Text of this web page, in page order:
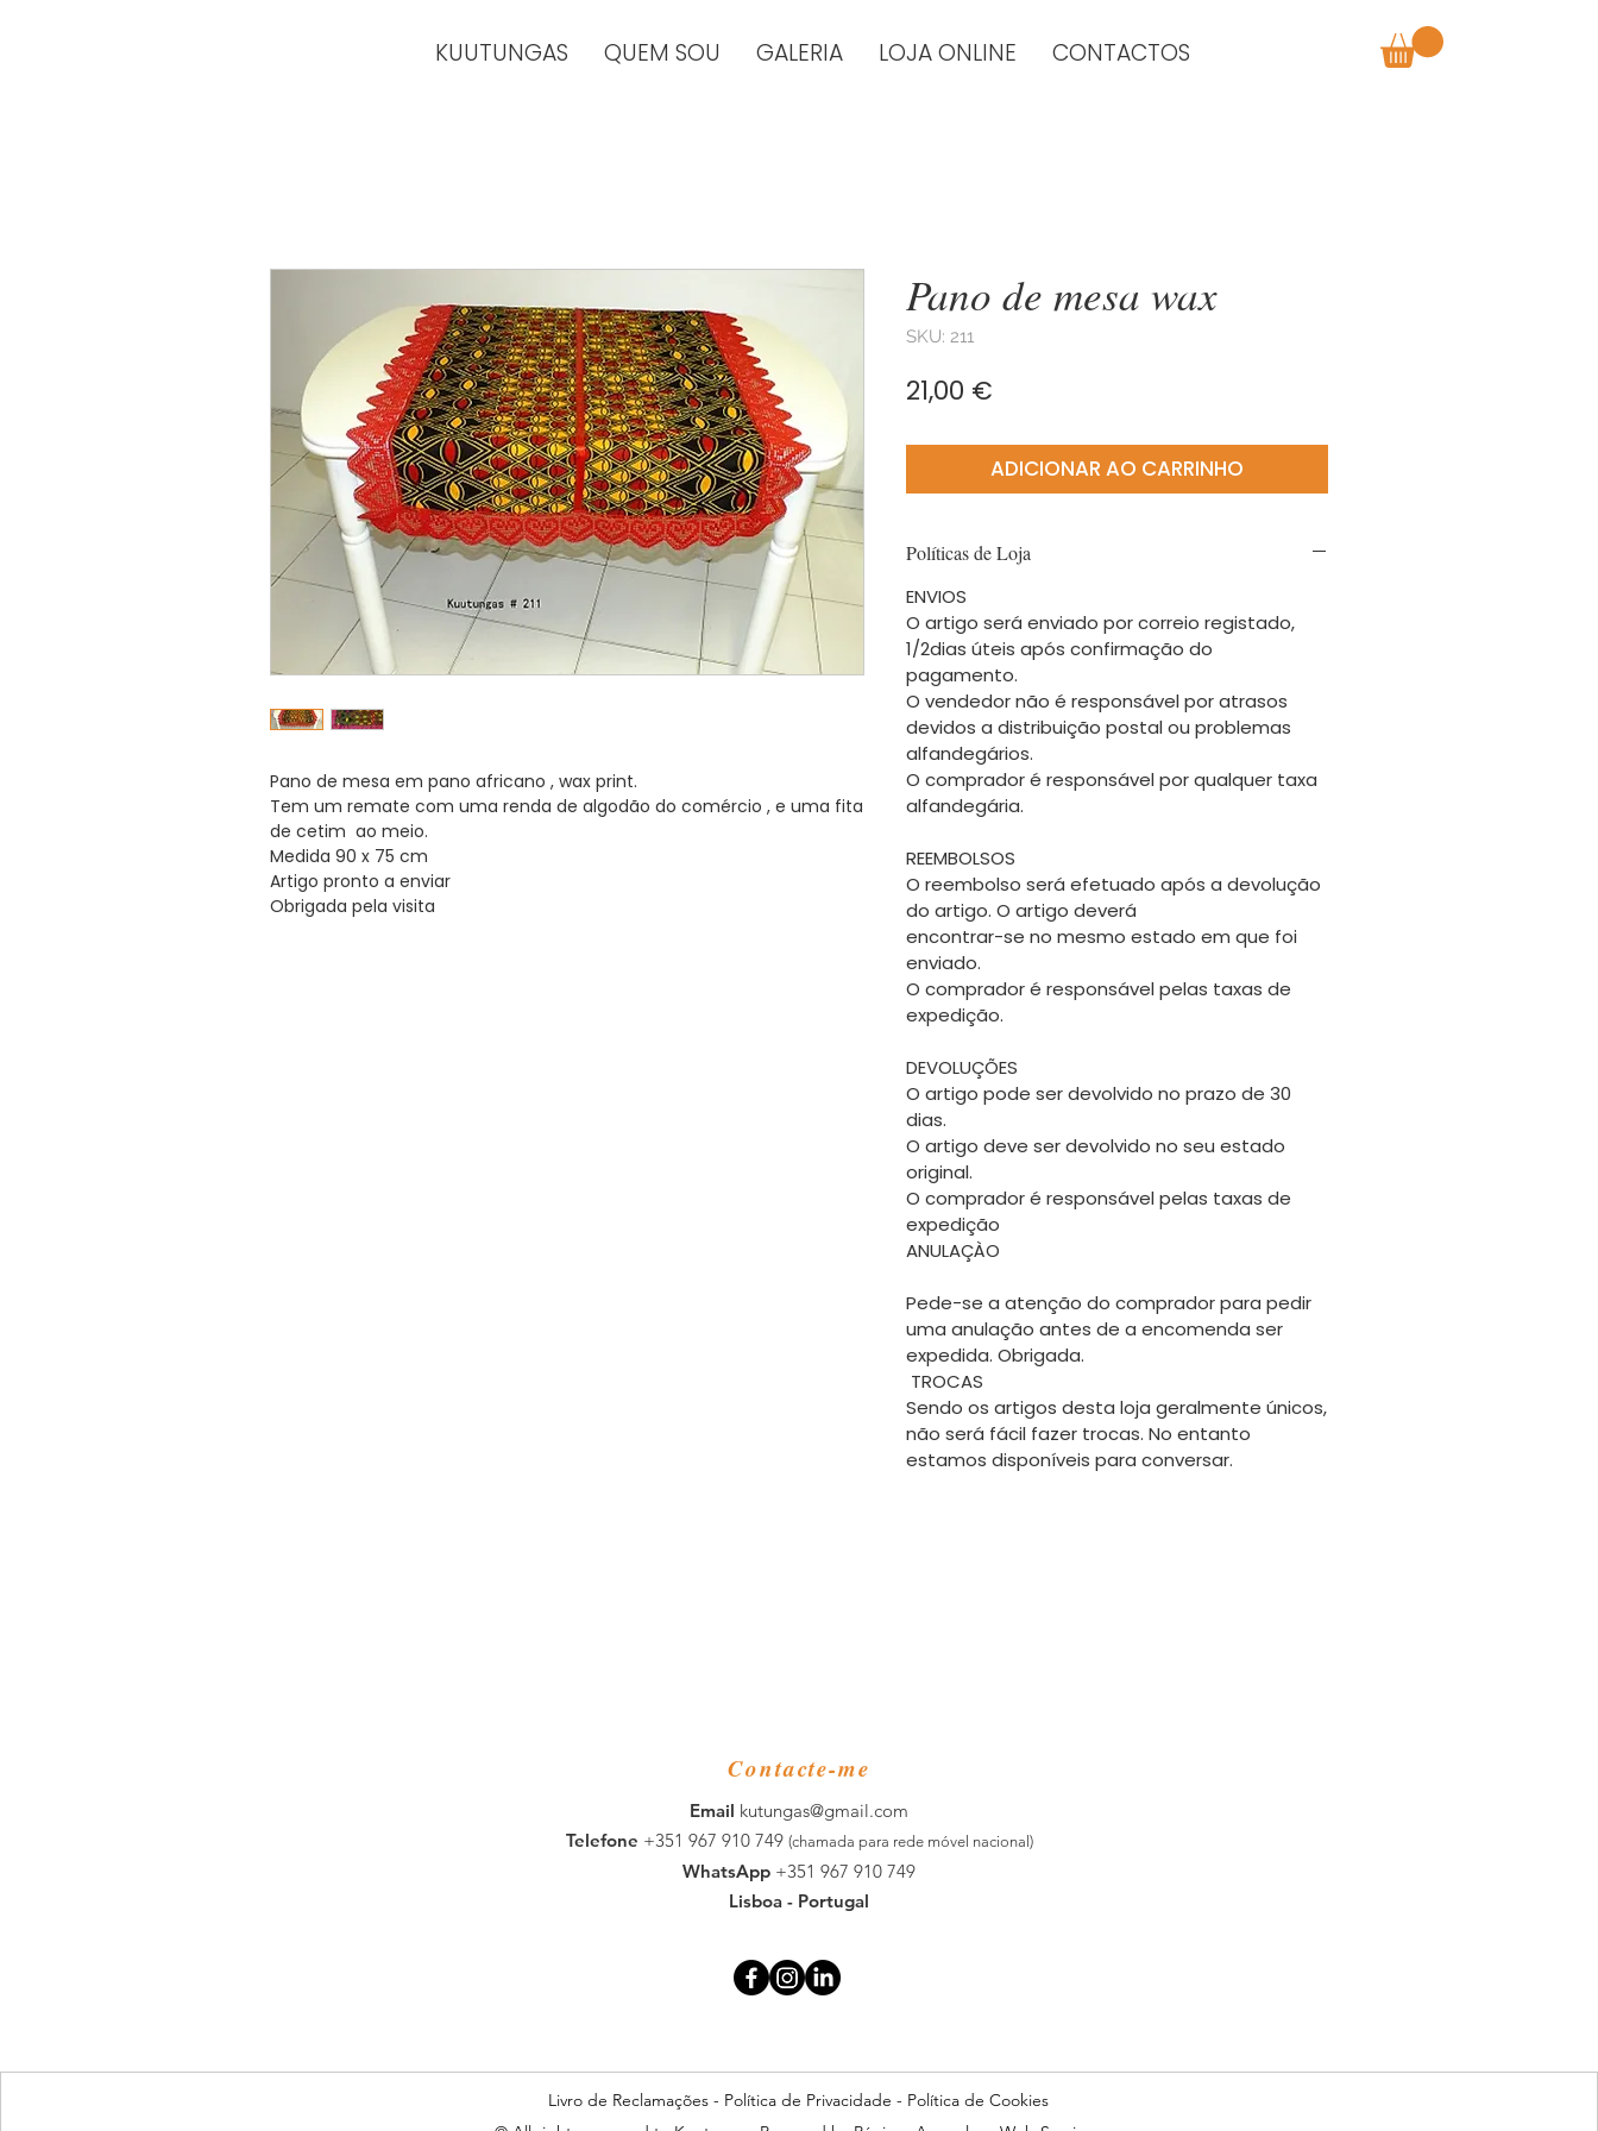
KUUTUNGAS QUEM SOU GALERIA LOJA ONLINE CONTACTOS
Pano de mesa em pano africano , wax print.
Tem um remate com uma renda de algodão do comércio , e uma fita
de cetim ao meio.
Medida 90 x 75 cm
Artigo pronto a enviar
Obrigada pela visita
Pano de mesa wax
SKU: 211
21,00 €
ADICIONAR AO CARRINHO
Políticas de Loja
ENVIOS
O artigo será enviado por correio registado,
1/2dias úteis após confirmação do
pagamento.
O vendedor não é responsável por atrasos
devidos a distribuição postal ou problemas
alfandegários.
O comprador é responsável por qualquer taxa
alfandegária.
REEMBOLSOS
O reembolso será efetuado após a devolução
do artigo. O artigo deverá
encontrar-se no mesmo estado em que foi
enviado.
O comprador é responsável pelas taxas de
expedição.
DEVOLUÇÕES
O artigo pode ser devolvido no prazo de 30
dias.
O artigo deve ser devolvido no seu estado
original.
O comprador é responsável pelas taxas de
expedição
ANULAÇÀO
Pede-se a atenção do comprador para pedir
uma anulação antes de a encomenda ser
expedida. Obrigada.
TROCAS
Sendo os artigos desta loja geralmente únicos,
não será fácil fazer trocas. No entanto
estamos disponíveis para conversar.
Contacte-me
​Email kutungas@gmail.com
Telefone +351 967 910 749 (chamada para rede móvel nacional)
WhatsApp +351 967 910 749
Lisboa - Portugal
Livro de Reclamações - Política de Privacidade - Política de Cookies